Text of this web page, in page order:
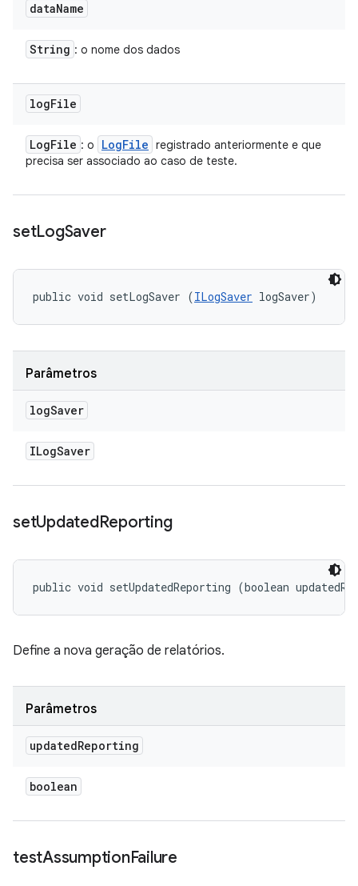
dataName
String : o nome dos dados
logFile
LogFile : o LogFile registrado anteriormente e que
precisa ser associado ao caso de teste.
setLogSaver
public void setLogSaver (ILogSaver logSaver)
Parâmetros
logSaver
ILogSaver
setUpdatedReporting
public void setUpdatedReporting (boolean
Define a nova geração de relatórios.
Parâmetros
updatedReporting
boolean
testAssumptionFailure